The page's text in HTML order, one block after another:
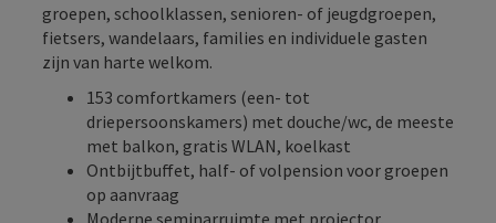
groepen, schoolklassen, senioren- of jeugdgroepen,
fietsers, wandelaars, families en individuele gasten
zijn van harte welkom.
153 comfortkamers (een- tot
driepersoonskamers) met douche/wc, de meeste
met balkon, gratis WLAN, koelkast
Ontbijtbuffet, half- of volpension voor groepen
op aanvraag
Moderne seminarruimte met projector,